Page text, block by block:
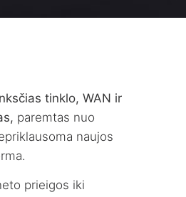
tinklo, WAN ir
paremtas nuo
naujos
prieigos iki